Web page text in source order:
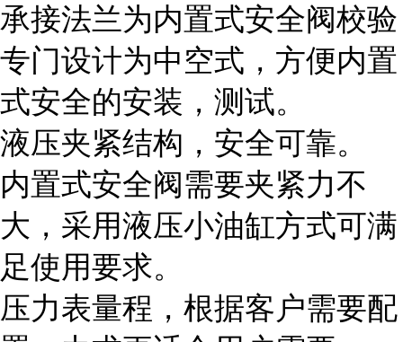
承接法兰为内置式安全阀校验
专门设计为中空式，方便内置
式安全的安装，测试。
液压夹紧结构，安全可靠。
内置式安全阀需要夹紧力不
大，采用液压小油缸方式可满
足使用要求。
压力表量程，根据客户需要配